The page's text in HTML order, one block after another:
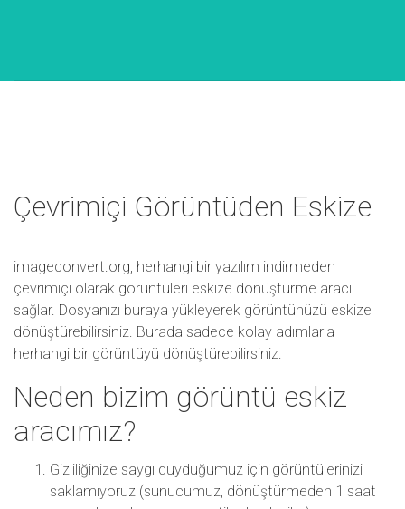
Çevrimiçi Görüntüden Eskize
imageconvert.org, herhangi bir yazılım indirmeden
çevrimiçi olarak görüntüleri eskize dönüştürme aracı
sağlar. Dosyanızı buraya yükleyerek görüntünüzü eskize
dönüştürebilirsiniz. Burada sadece kolay adımlarla
herhangi bir görüntüyü dönüştürebilirsiniz.
Neden bizim görüntü eskiz
aracımız?
Gizliliğinize saygı duyduğumuz için görüntülerinizi
saklamıyoruz (sunucumuz, dönüştürmeden 1 saat